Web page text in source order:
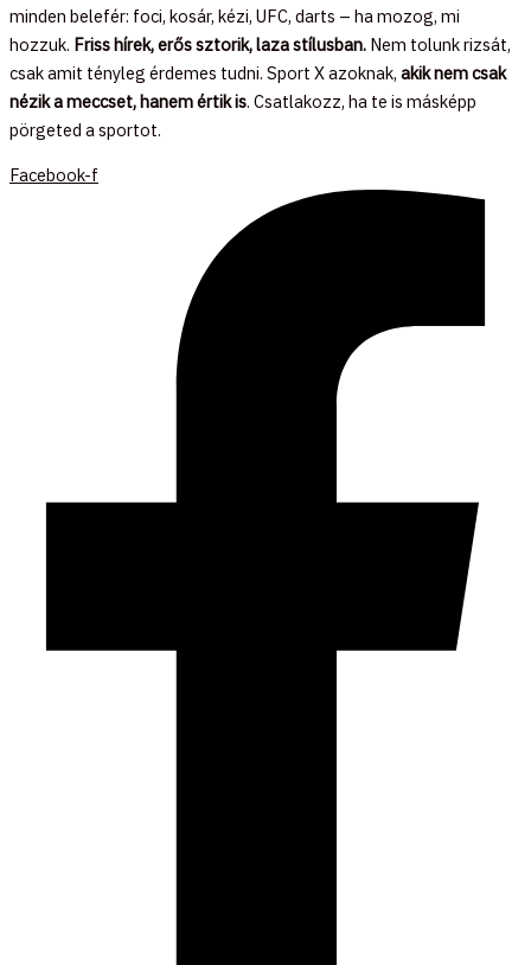
minden belefér: foci, kosár, kézi, UFC, darts – ha mozog, mi
hozzuk. Friss hírek, erős sztorik, laza stílusban. Nem tolunk rizsát,
csak amit tényleg érdemes tudni. Sport X azoknak, akik nem csak
nézik a meccset, hanem értik is. Csatlakozz, ha te is másképp
pörgeted a sportot.
Facebook-f